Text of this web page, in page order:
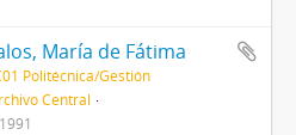
María de Fátima
Politécnica/Gestión
Central